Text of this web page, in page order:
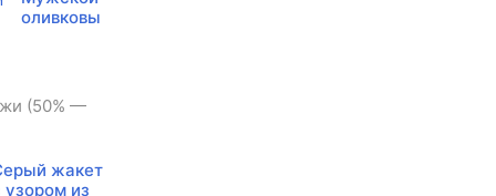
оливковы
(50% —
жакет
узором из